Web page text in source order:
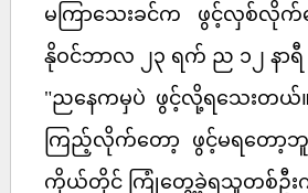
မကြာသေးခင်က ဖွင့်လှစ်လိုက်
နိုဝင်ဘာလ ၂၃ ရက် ည ၁၂ နာ
"ညနေကမှပဲ ဖွင့်လို့ရသေးတ
ကြည့်လိုက်တော့ ဖွင့်မရတော့ဘူ
ကိုယ်တိုင် ကြုံတွေ့ခဲ့ရသူတစ်ဦးက